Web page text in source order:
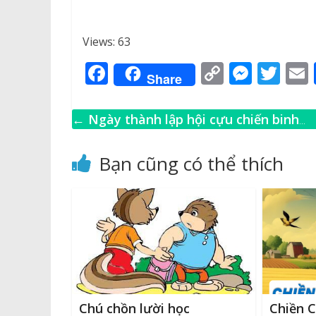
Views: 63
F
a
c
b
o
o
k
Share C
p
Li
M
ss
n
g
e
T
it
r
← Ngày thành lập hội cựu chiến binh
Bạn cũng có thể thích
Chú chồn lười học Chiền